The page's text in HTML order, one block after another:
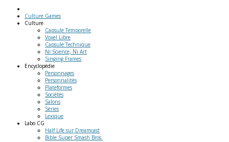
Culture Games
Culture
Capsule Temporelle
Voxel Libre
Capsule Technique
Ni Science, Ni Art
Singing Frames
Encyclopédie
Personnages
Personnalités
Plateformes
Sociétés
Salons
Séries
Lexique
Labo CG
Half Life sur Dreamcast
Bible Super Smash Bros.